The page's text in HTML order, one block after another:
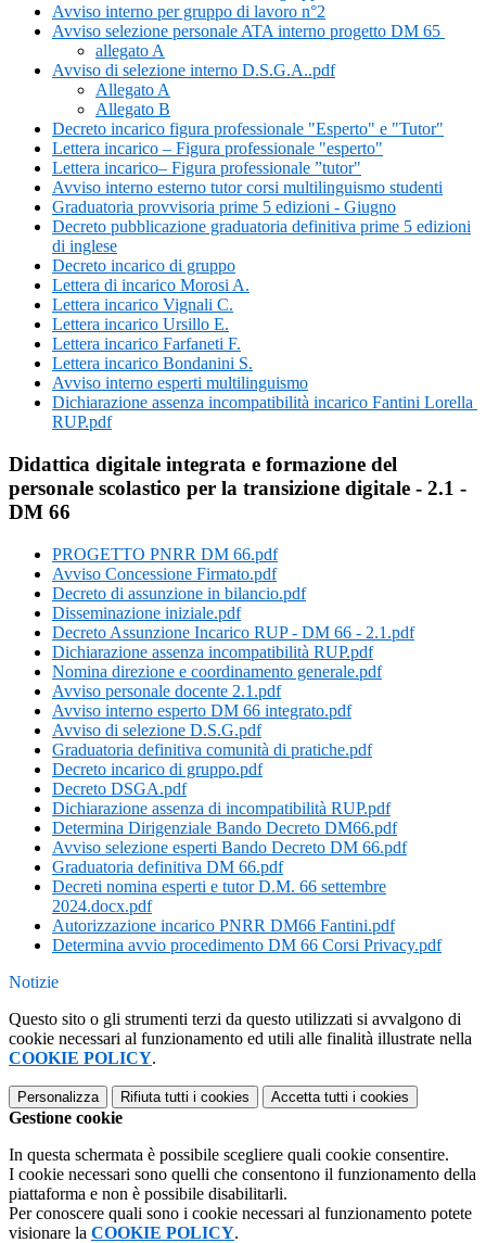
Avviso interno per gruppo di lavoro n°2
Avviso selezione personale ATA interno progetto DM 65
allegato A
Avviso di selezione interno D.S.G.A..pdf
Allegato A
Allegato B
Decreto incarico figura professionale "Esperto" e "Tutor"
Lettera incarico – Figura professionale "esperto"
Lettera incarico– Figura professionale ”tutor"
Avviso interno esterno tutor corsi multilinguismo studenti
Graduatoria provvisoria prime 5 edizioni - Giugno
Decreto pubblicazione graduatoria definitiva prime 5 edizioni
di inglese
Decreto incarico di gruppo
Lettera di incarico Morosi A.
Lettera incarico Vignali C.
Lettera incarico Ursillo E.
Lettera incarico Farfaneti F.
Lettera incarico Bondanini S.
Avviso interno esperti multilinguismo
Dichiarazione assenza incompatibilità incarico Fantini Lorella
RUP.pdf
Didattica digitale integrata e formazione del
personale scolastico per la transizione digitale - 2.1 -
DM 66
PROGETTO PNRR DM 66.pdf
Avviso Concessione Firmato.pdf
Decreto di assunzione in bilancio.pdf
Disseminazione iniziale.pdf
Decreto Assunzione Incarico RUP - DM 66 - 2.1.pdf
Dichiarazione assenza incompatibilità RUP.pdf
Nomina direzione e coordinamento generale.pdf
Avviso personale docente 2.1.pdf
Avviso interno esperto DM 66 integrato.pdf
Avviso di selezione D.S.G.pdf
Graduatoria definitiva comunità di pratiche.pdf
Decreto incarico di gruppo.pdf
Decreto DSGA.pdf
Dichiarazione assenza di incompatibilità RUP.pdf
Determina Dirigenziale Bando Decreto DM66.pdf
Avviso selezione esperti Bando Decreto DM 66.pdf
Graduatoria definitiva DM 66.pdf
Decreti nomina esperti e tutor D.M. 66 settembre
2024.docx.pdf
Autorizzazione incarico PNRR DM66 Fantini.pdf
Determina avvio procedimento DM 66 Corsi Privacy.pdf
Notizie
Questo sito o gli strumenti terzi da questo utilizzati si avvalgono di
cookie necessari al funzionamento ed utili alle finalità illustrate nella
COOKIE POLICY.
Personalizza Rifiuta tutti i cookies Accetta tutti i cookies
Gestione cookie
In questa schermata è possibile scegliere quali cookie consentire.
I cookie necessari sono quelli che consentono il funzionamento della
piattaforma e non è possibile disabilitarli.
Per conoscere quali sono i cookie necessari al funzionamento potete
visionare la COOKIE POLICY.